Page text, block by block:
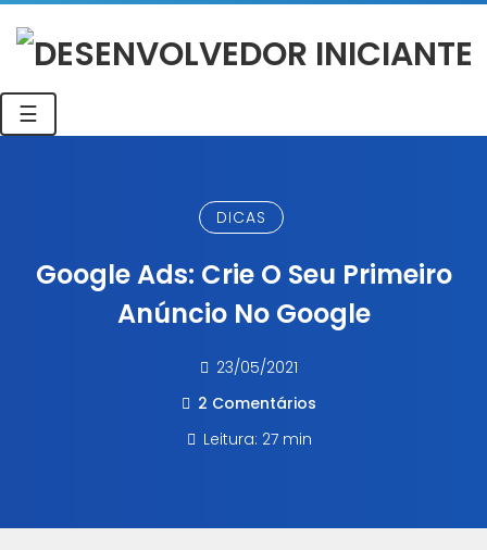
☰
DICAS
Google Ads: Crie O Seu Primeiro
Anúncio No Google
23/05/2021
2 Comentários
Leitura: 27 min